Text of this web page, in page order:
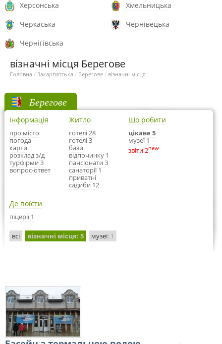
Херсонська
Хмельницька
Черкаська
Чернівецька
Чернігівська
візначні місця Берегове
Головна / Закарпатська / Берегове / візначні місця
Берегове
Інформація
про місто
погода
карти
розклад з/д
турфірми 3
вопрос-ответ
Житло
готелі 28
готелі 3
бази
відпочинку 1
пансіонати 3
санаторії 1
приватні
садиби 12
Що робити
цікаве 5
музеї 1
звіти 2new
Де поїсти
піцерії 1
всі візначні місця: 5 музеї: 1